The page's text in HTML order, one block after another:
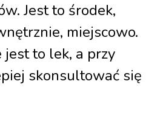
Jest to środek,
miejscowo.
jest to lek, a przy
skonsultować się